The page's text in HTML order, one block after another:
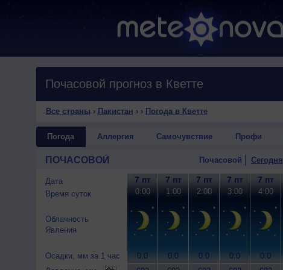
Почасовой прогноз в Кветте
Все страны › Пакистан › › Погода в Кветте
Погода Аллергия Самочувствие Профи
ПОЧАСОВОЙ Почасовой Сегодня
Дата
Время суток
Облачность
Явления
Осадки, мм за 1 час
7 пт
0:00
0.0
7 пт
1:00
0.0
7 пт
2:00
0.0
7 пт
3:00
0.0
7 пт
4:00
0.0